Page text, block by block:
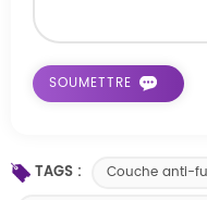
TAGS :
Couche anti-